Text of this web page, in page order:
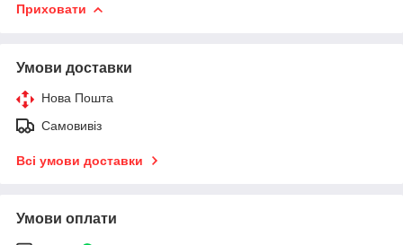
Приховати
Умови доставки
Нова Пошта
Самовивіз
Всі умови доставки
Умови оплати